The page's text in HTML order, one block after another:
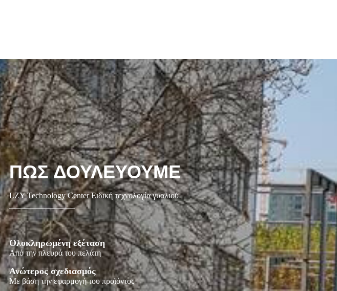
ΠΩΣ ΔΟΥΛΕΥΟΥΜΕ
LZY Technology Center Ειδική τεχνολογία γυαλιού
Ολοκληρωμένη εξέταση
Από την πλευρά του πελάτη
Ανώτερος σχεδιασμός
Με βάση την εφαρμογή του προϊόντος